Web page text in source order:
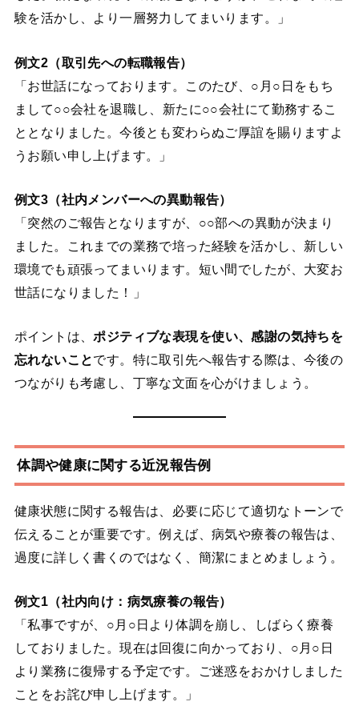
験を活かし、より一層努力してまいります。」
例文2（取引先への転職報告）
「お世話になっております。このたび、○月○日をもち
まして○○会社を退職し、新たに○○会社にて勤務するこ
ととなりました。今後とも変わらぬご厚誼を賜りますよ
うお願い申し上げます。」
例文3（社内メンバーへの異動報告）
「突然のご報告となりますが、○○部への異動が決まり
ました。これまでの業務で培った経験を活かし、新しい
環境でも頑張ってまいります。短い間でしたが、大変お
世話になりました！」
ポイントは、ポジティブな表現を使い、感謝の気持ちを
忘れないことです。特に取引先へ報告する際は、今後の
つながりも考慮し、丁寧な文面を心がけましょう。
体調や健康に関する近況報告例
健康状態に関する報告は、必要に応じて適切なトーンで
伝えることが重要です。例えば、病気や療養の報告は、
過度に詳しく書くのではなく、簡潔にまとめましょう。
例文1（社内向け：病気療養の報告）
「私事ですが、○月○日より体調を崩し、しばらく療養
しておりました。現在は回復に向かっており、○月○日
より業務に復帰する予定です。ご迷惑をおかけしました
ことをお詫び申し上げます。」